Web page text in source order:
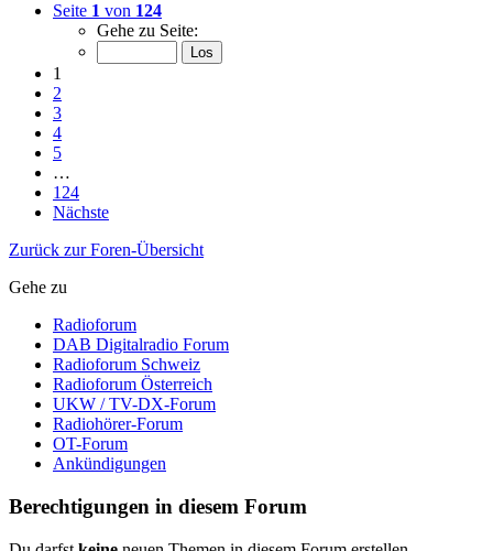
Seite 1 von 124
Gehe zu Seite:
1
2
3
4
5
…
124
Nächste
Zurück zur Foren-Übersicht
Gehe zu
Radioforum
DAB Digitalradio Forum
Radioforum Schweiz
Radioforum Österreich
UKW / TV-DX-Forum
Radiohörer-Forum
OT-Forum
Ankündigungen
Berechtigungen in diesem Forum